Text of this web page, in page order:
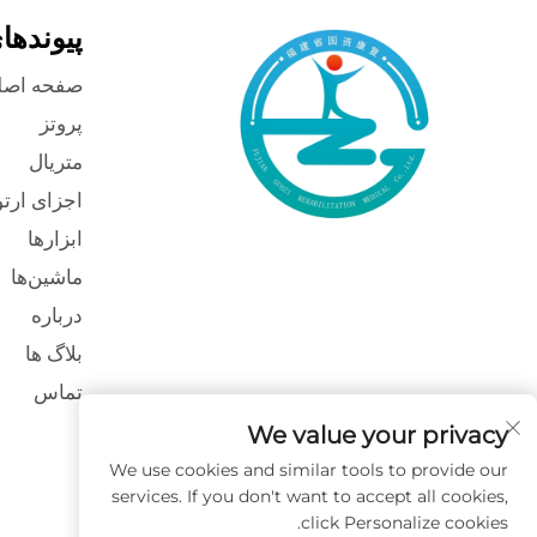
صفحه
پروتز
متریال
اجزای
ابزارها
ماشین‌ها
درباره
بلاگ ها
تماس
We value your privacy
We use cookies and similar tools to provide our
services. If you don't want to accept all cookies,
click Personalize cookies.